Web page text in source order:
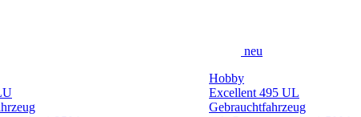
neu
Hobby
Excellent 495 UL
Gebrauchtfahrzeug